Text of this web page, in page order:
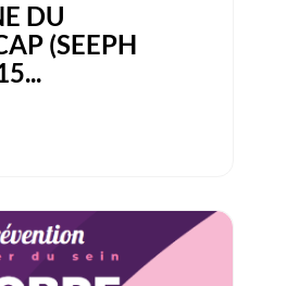
DU
(SEEPH